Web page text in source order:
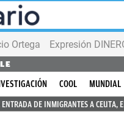
Ortega Expresión
COOL
MUNDIAL
DE INMIGRANTES A CEUTA,